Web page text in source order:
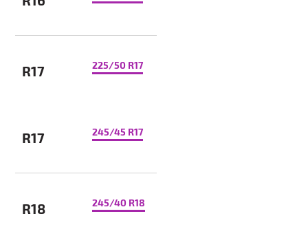
R17 225/50 R17
R17 245/45 R17
R18 245/40 R18